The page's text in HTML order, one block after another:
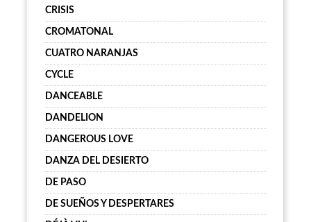
CRISIS
CROMATONAL
CUATRO NARANJAS
CYCLE
DANCEABLE
DANDELION
DANGEROUS LOVE
DANZA DEL DESIERTO
DE PASO
DE SUEÑOS Y DESPERTARES